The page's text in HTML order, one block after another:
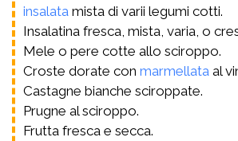
insalata mista di varii legumi cotti.
Insalatina fresca, mista, varia, o
Mele o pere cotte allo sciroppo.
Croste dorate con marmellata al
Castagne bianche sciroppate.
Prugne al sciroppo.
Frutta fresca e secca.